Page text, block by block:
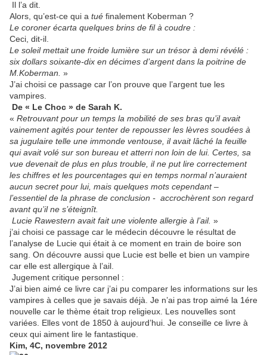
Il l’a dit.
Alors, qu’est-ce qui a tué finalement Koberman ?
Le coroner écarta quelques brins de fil à coudre :
Ceci, dit-il.
Le soleil mettait une froide lumière sur un trésor à demi révélé :
six dollars soixante-dix en décimes d’argent dans la poitrine de
M.Koberman. »
J’ai choisi ce passage car l’on prouve que l’argent tue les
vampires.
De « Le Choc » de Sarah K.
« Retrouvant pour un temps la mobilité de ses bras qu’il avait
vainement agités pour tenter de repousser les lèvres soudées à
sa jugulaire telle une immonde ventouse, il avait lâché la feuille
qui avait volé sur son bureau et atterri non loin de lui. Certes, sa
vue devenait de plus en plus trouble, il ne put lire correctement
les chiffres et les pourcentages qui en temps normal n’auraient
aucun secret pour lui, mais quelques mots cependant –
l’essentiel de la phrase de conclusion - accrochèrent son regard
avant qu’il ne s’éteignît.
Lucie Rawestern avait fait une violente allergie à l’ail. »
j’ai choisi ce passage car le médecin découvre le résultat de
l’analyse de Lucie qui était à ce moment en train de boire son
sang. On découvre aussi que Lucie est belle et bien un vampire
car elle est allergique à l’ail.
Jugement critique personnel :
J’ai bien aimé ce livre car j’ai pu comparer les informations sur les
vampires à celles que je savais déjà. Je n’ai pas trop aimé la 1ére
nouvelle car le thème était trop religieux. Les nouvelles sont
variées. Elles vont de 1850 à aujourd’hui. Je conseille ce livre à
ceux qui aiment lire le fantastique.
Kim, 4C, novembre 2012